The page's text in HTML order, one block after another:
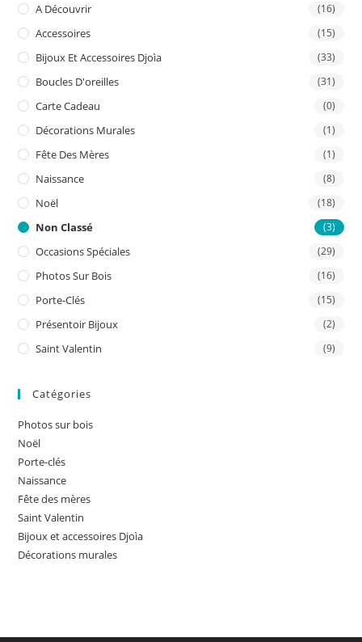
A Découvrir (16)
Accessoires (15)
Bijoux Et Accessoires Djoìa (33)
Boucles D'oreilles (31)
Carte Cadeau (0)
Décorations Murales (1)
Fête Des Mères (1)
Naissance (8)
Noël (18)
Non Classé (3)
Occasions Spéciales (29)
Photos Sur Bois (16)
Porte-Clés (15)
Présentoir Bijoux (2)
Saint Valentin (9)
Catégories
Photos sur bois
Noël
Porte-clés
Naissance
Fête des mères
Saint Valentin
Bijoux et accessoires Djoìa
Décorations murales